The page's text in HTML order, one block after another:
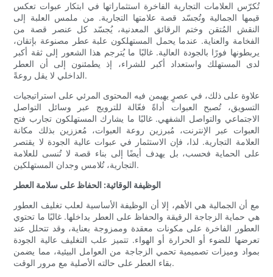
تُكرّس العلامات التجارية الفاخرة استثماراتها في ابتكار عبوات تعكس
قيمها الجمالية وتُجسّد قصة علامتها التجارية. من ملمس العلبة إلى
النقش المُتقن وختم الرقائق المعدنية، يُجسّد كل عنصر قصة من
الفخامة والعناية. عندما يحمل المستهلكون علبة عطر مصنوعة بإتقان،
يربطونها فورًا بالجودة العالية. غالبًا ما يُترجم هذا الشعور إلى ثقة أكبر
لدى المستهلك واستعداد أكبر للشراء، إذ يطمئنون إلى أن العطر
الداخلي لا يقل روعةً.
علاوة على ذلك، في عصرٍ يهيمن فيه المحتوى المرئي على استراتيجيات
التسويق، تُصبح العبوات أداةً فعّالة للترويج عبر وسائل التواصل
الاجتماعي والتواصل الشفهي. غالبًا ما يشارك المستهلكون تجارب فتح
العبوات عبر الإنترنت، مُبرزين روعة العبوات، مُعززين بذلك مكانة
العلامة التجارية. لذا، فإن الاستثمار في عبوات عالية الجودة لا يقتصر
على الحماية فحسب، بل يهدف أيضًا إلى بناء قصة لا تُنسى للعلامة
التجارية، تُلامس وجدان المستهلكين.
الوظيفة الوقائية: الحفاظ على سلامة العطر
مع أن الجمالية هي الأهم، إلا أن الوظيفة الأساسية لعلب تغليف العطور
هي حماية الزجاجة الرقيقة والحفاظ على العطر بداخلها. غالبًا ما تحتوي
العطور الفاخرة على مكونات معقدة وممزوجة بعناية، وقد تتحلل عند
تعرضها للضوء أو الحرارة أو الهواء. تتميز علب التغليف عالية الجودة
بمواد وميزات تصميمية تحمي الزجاجة من العوامل البيئية، مما يضمن
بقاء العطر على حالته الأصلية مع مرور الوقت.